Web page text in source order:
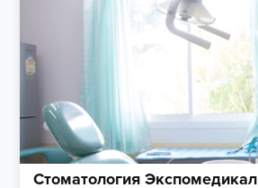
Стоматология Экспомедикал